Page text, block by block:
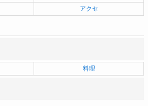
アクセ
料理